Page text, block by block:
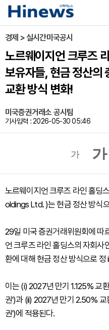
경제 > 실시간미국공시
노르웨이지언 크루즈
보유자들, 현금 정산
교환 방식 변화!
미국증권거래소 공시팀
기사입력 : 2026-05-30 05:46
가 가
노르웨이지언 크루즈 라인 홀
oldings Ltd. )는 현금 정산 방식
29일 미국 증권거래위원회에 따
언 크루즈 라인 홀딩스의 자회
환에 대해 현금 정산 방식으로
이는 (i) 2027년 만기 1.125% 교
권')과 (ii) 2027년 만기 2.50%
권')에 적용된다.